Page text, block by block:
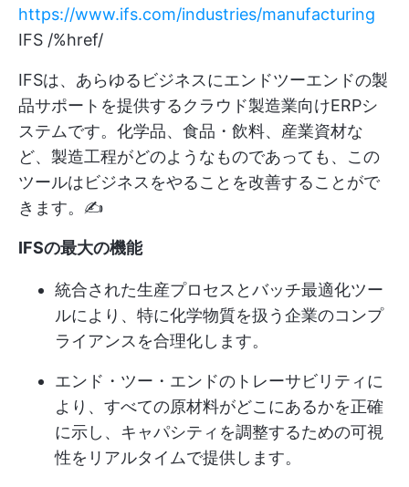
https://www.ifs.com/industries/manufacturing
IFS /%href/
IFSは、あらゆるビジネスにエンドツーエンドの製
品サポートを提供するクラウド製造業向けERPシ
ステムです。化学品、食品・飲料、産業資材な
ど、製造工程がどのようなものであっても、この
ツールはビジネスをやることを改善することがで
きます。✍️
IFSの最大の機能
統合された生産プロセスとバッチ最適化ツー
ルにより、特に化学物質を扱う企業のコンプ
ライアンスを合理化します。
エンド・ツー・エンドのトレーサビリティに
より、すべての原材料がどこにあるかを正確
に示し、キャパシティを調整するための可視
性をリアルタイムで提供します。